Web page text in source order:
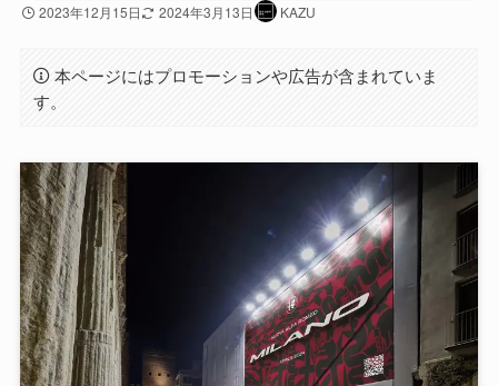
2023年12月15日 2024年3月13日 KAZU
本ページにはプロモーションや広告が含まれていま
す。